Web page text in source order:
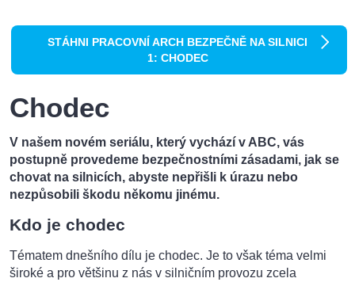
STÁHNI PRACOVNÍ ARCH BEZPEČNĚ NA SILNICI
1: CHODEC
Chodec
V našem novém seriálu, který vychází v ABC, vás
postupně provedeme bezpečnostními zásadami, jak se
chovat na silnicích, abyste nepřišli k úrazu nebo
nezpůsobili škodu někomu jinému.
Kdo je chodec
Tématem dnešního dílu je chodec. Je to však téma velmi
široké a pro většinu z nás v silničním provozu zcela